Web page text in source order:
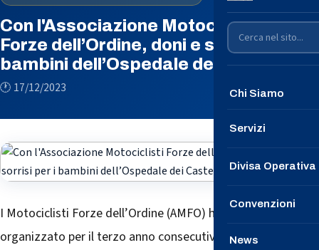
Chi Siamo
Conosciamoci
→ Unisciti a
Servizi
Divisa Operativa
Convenzioni
News
Con l'Associazione Motociclisti
Forze dell’Ordine, doni e sorrisi per i
bambini dell’Ospedale dei Castelli
🕐 17/12/2023
I Motociclisti Forze dell’Ordine (AMFO) hanno
organizzato per il terzo anno consecutivo l'evento